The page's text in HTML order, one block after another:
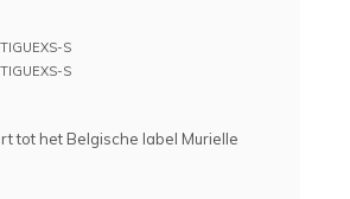
S
S
tot het Belgische label Murielle